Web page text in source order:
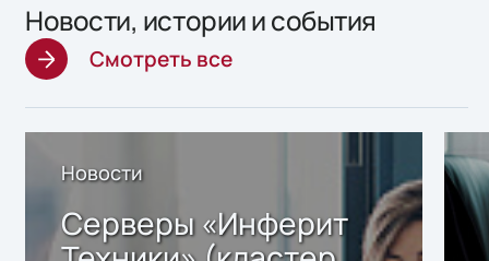
Новости, истории и события
Смотреть все
Новости
Серверы «Инферит